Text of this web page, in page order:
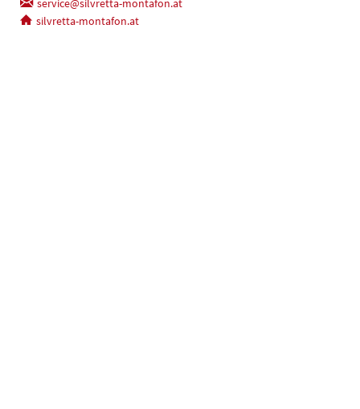
service@silvretta-montafon.at
silvretta-montafon.at